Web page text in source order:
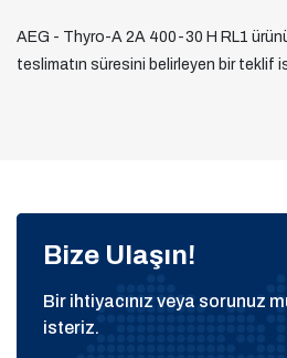
AEG - Thyro-A 2A 400-30 H RL1
teslimatın süresini belirleyen bir teklif
Bize Ulaşın!
Bir ihtiyacınız veya sorunuz
isteriz.